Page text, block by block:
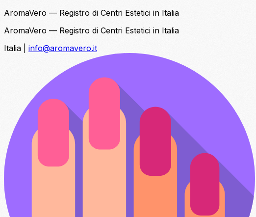
AromaVero — Registro di Centri Estetici in Italia
AromaVero — Registro di Centri Estetici in Italia
Italia
info@aromavero.it